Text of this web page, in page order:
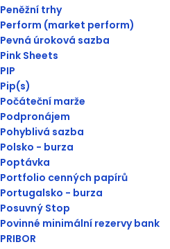
Peněžní trhy
Perform (market perform)
Pevná úroková sazba
Pink Sheets
PIP
Pip(s)
Počáteční marže
Podpronájem
Pohyblivá sazba
Polsko - burza
Poptávka
Portfolio cenných papírů
Portugalsko - burza
Posuvný Stop
Povinné minimální rezervy bank
PRIBOR